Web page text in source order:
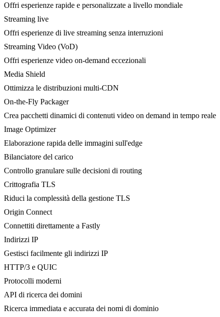
Offri esperienze rapide e personalizzate a livello mondiale
Streaming live
Offri esperienze di live streaming senza interruzioni
Streaming Video (VoD)
Offri esperienze video on-demand eccezionali
Media Shield
Ottimizza le distribuzioni multi-CDN
On-the-Fly Packager
Crea pacchetti dinamici di contenuti video on demand in tempo reale
Image Optimizer
Elaborazione rapida delle immagini sull'edge
Bilanciatore del carico
Controllo granulare sulle decisioni di routing
Crittografia TLS
Riduci la complessità della gestione TLS
Origin Connect
Connettiti direttamente a Fastly
Indirizzi IP
Gestisci facilmente gli indirizzi IP
HTTP/3 e QUIC
Protocolli moderni
API di ricerca dei domini
Ricerca immediata e accurata dei nomi di dominio